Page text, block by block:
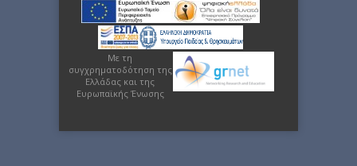
Με τη
συγχρηματοδότηση της
Ελλάδας και της
Ευρωπαϊκής Ένωσης